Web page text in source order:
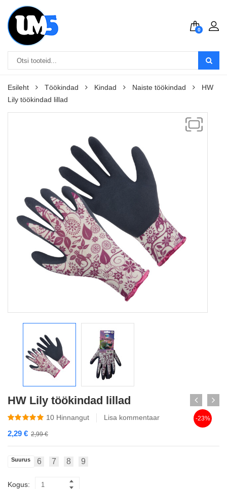
0
Esileht Töökindad Kindad Naiste töökindad
HW
Lily töökindad lillad
HW Lily töökindad lillad
10 Hinnangut Lisa kommentaar
2,99€
2,29 €
-23%
Suurus 6 7 8 9
Kogus: